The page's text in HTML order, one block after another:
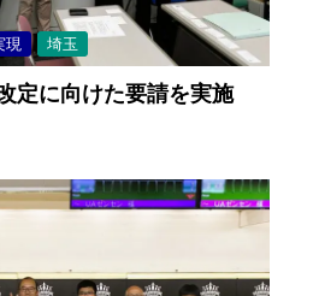
現 埼玉
定に向けた要請を実施